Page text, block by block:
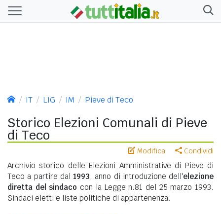
IT LIG IM Pieve di Teco
Storico Elezioni Comunali di Pieve
di Teco
Modifica Condividi
Archivio storico delle Elezioni Amministrative di Pieve di
Teco a partire dal 1993, anno di introduzione dell'elezione
diretta del sindaco con la Legge n.81 del 25 marzo 1993.
Sindaci eletti e liste politiche di appartenenza.